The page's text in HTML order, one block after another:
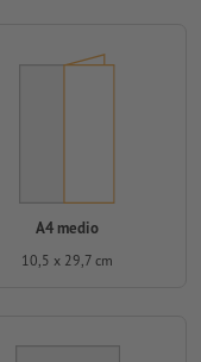
A4 medio
10,5 x 29,7 cm